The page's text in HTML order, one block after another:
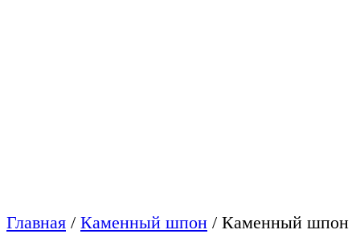
Главная / Каменный шпон / Каменный шпон